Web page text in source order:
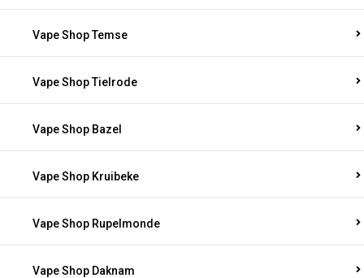
Vape Shop Temse
Vape Shop Tielrode
Vape Shop Bazel
Vape Shop Kruibeke
Vape Shop Rupelmonde
Vape Shop Daknam